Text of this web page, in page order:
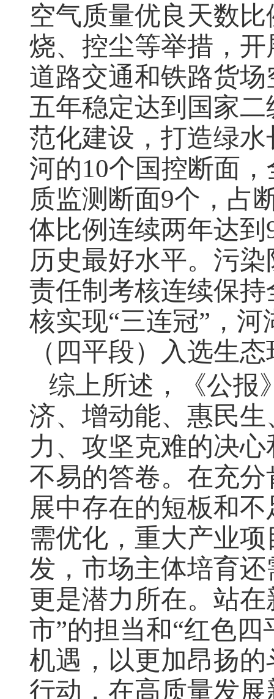
空气质量优良天数比
烧、控尘等举措，
道路交通和铁路货
五年稳定达到国家
范化建设，打造绿水
河的10个国控断面
质监测断面9个，占
体比例连续两年达到
历史最好水平。污
责任制考核连续保
核实现“三连冠”，
（四平段）入选生
综上所述，《公报
济、增动能、惠民
力、攻坚克难的决
不易的答卷。在充
展中存在的短板和
需优化，重大产业
发，市场主体培育
更是潜力所在。站
市”的担当和“红色
机遇，以更加昂扬
行动，在高质量发